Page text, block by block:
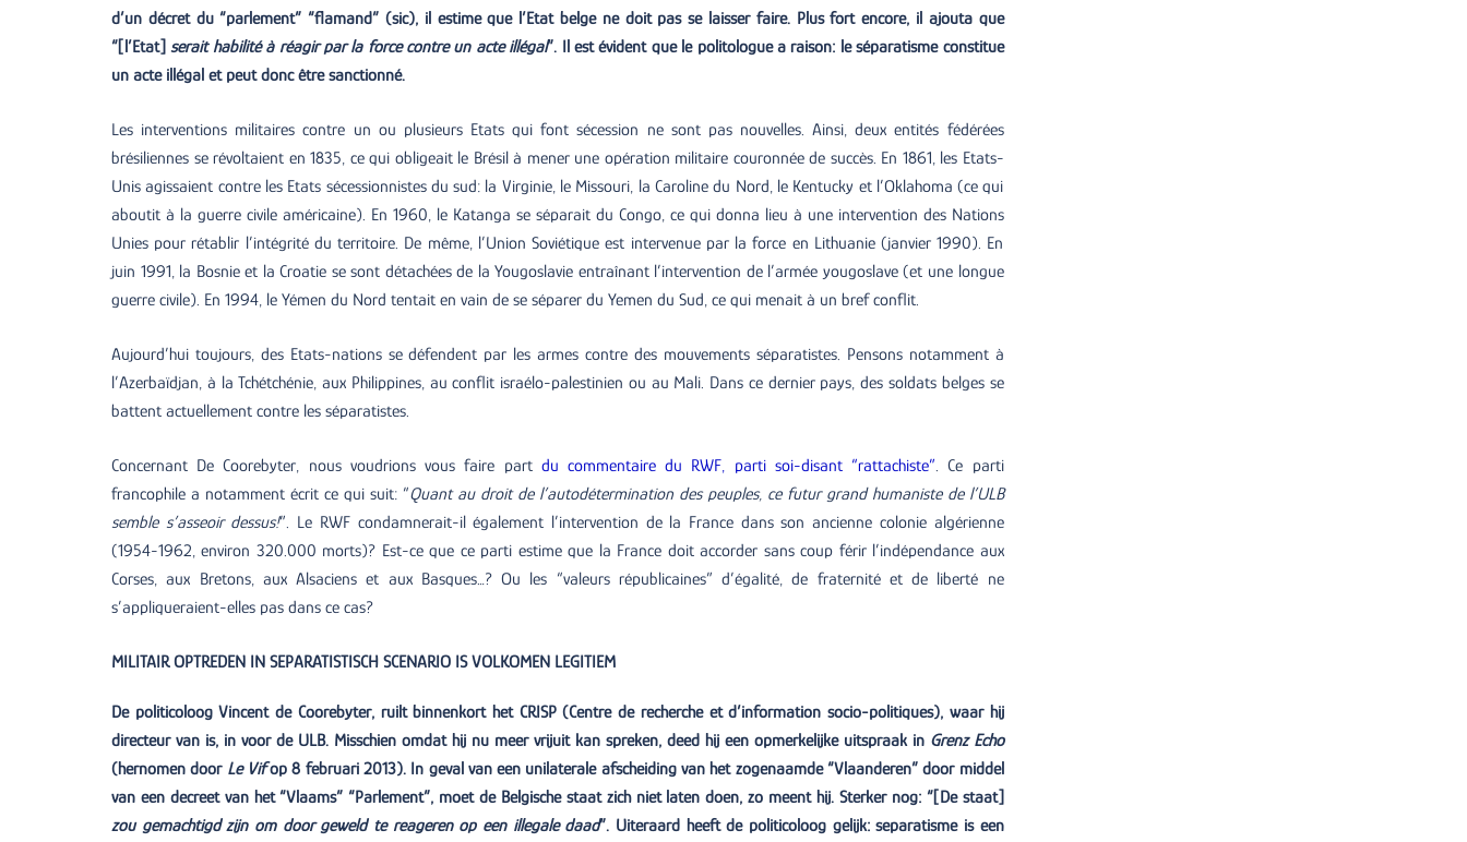
d’un décret du “parlement” “flamand” (sic), il estime que l’Etat belge ne doit pas se laisser faire. Plus fort encore, il ajouta que
“[l’Etat]serait habilité à réagir par la force contre un acte illégal”. Il est évident que le politologue a raison: le séparatisme constitue
un acte illégal et peut donc être sanctionné.
Les interventions militaires contre un ou plusieurs Etats qui font sécession ne sont pas nouvelles. Ainsi, deux entités fédérées
brésiliennes se révoltaient en 1835, ce qui obligeait le Brésil à mener une opération militaire couronnée de succès. En 1861, les Etats-
Unis agissaient contre les Etats sécessionnistes du sud: la Virginie, le Missouri, la Caroline du Nord, le Kentucky et l’Oklahoma (ce qui
aboutit à la guerre civile américaine). En 1960, le Katanga se séparait du Congo, ce qui donna lieu à une intervention des Nations
Unies pour rétablir l’intégrité du territoire. De même, l’Union Soviétique est intervenue par la force en Lithuanie (janvier 1990). En
juin 1991, la Bosnie et la Croatie se sont détachées de la Yougoslavie entraînant l’intervention de l’armée yougoslave (et une longue
guerre civile). En 1994, le Yémen du Nord tentait en vain de se séparer du Yemen du Sud, ce qui menait à un bref conflit.
Aujourd’hui toujours, des Etats-nations se défendent par les armes contre des mouvements séparatistes. Pensons notamment à
l’Azerbaïdjan, à la Tchétchénie, aux Philippines, au conflit israélo-palestinien ou au Mali. Dans ce dernier pays, des soldats belges se
battent actuellement contre les séparatistes.
Concernant De Coorebyter, nous voudrions vous faire part du commentaire du RWF, parti soi-disant “rattachiste”. Ce parti
francophile a notamment écrit ce qui suit: “Quant au droit de l’autodétermination des peuples, ce futur grand humaniste de l’ULB
semble s’asseoir dessus!”. Le RWF condamnerait-il également l’intervention de la France dans son ancienne colonie algérienne
(1954-1962, environ 320.000 morts)? Est-ce que ce parti estime que la France doit accorder sans coup férir l’indépendance aux
Corses, aux Bretons, aux Alsaciens et aux Basques…? Ou les “valeurs républicaines” d’égalité, de fraternité et de liberté ne
s’appliqueraient-elles pas dans ce cas?
MILITAIR OPTREDEN IN SEPARATISTISCH SCENARIO IS VOLKOMEN LEGITIEM
De politicoloog Vincent de Coorebyter, ruilt binnenkort het CRISP (Centre de recherche et d’information socio-politiques), waar hij
directeur van is, in voor de ULB. Misschien omdat hij nu meer vrijuit kan spreken, deed hij een opmerkelijke uitspraak in Grenz Echo
(hernomen door Le Vifop 8 februari 2013). In geval van een unilaterale afscheiding van het zogenaamde “Vlaanderen” door middel
van een decreet van het “Vlaams” “Parlement”, moet de Belgische staat zich niet laten doen, zo meent hij. Sterker nog: “[De staat]
zou gemachtigd zijn om door geweld te reageren op een illegale daad”. Uiteraard heeft de politicoloog gelijk: separatisme is een